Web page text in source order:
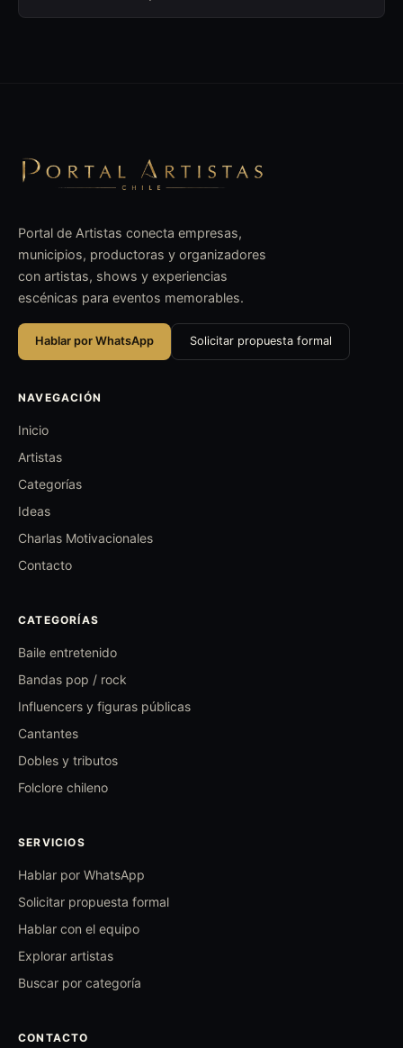
Portal de Artistas conecta empresas,
municipios, productoras y organizadores
con artistas, shows y experiencias
escénicas para eventos memorables.
Hablar por WhatsApp Solicitar propuesta formal
NAVEGACIÓN
Inicio
Artistas
Categorías
Ideas
Charlas Motivacionales
Contacto
CATEGORÍAS
Baile entretenido
Bandas pop / rock
Influencers y figuras públicas
Cantantes
Dobles y tributos
Folclore chileno
SERVICIOS
Hablar por WhatsApp
Solicitar propuesta formal
Hablar con el equipo
Explorar artistas
Buscar por categoría
CONTACTO